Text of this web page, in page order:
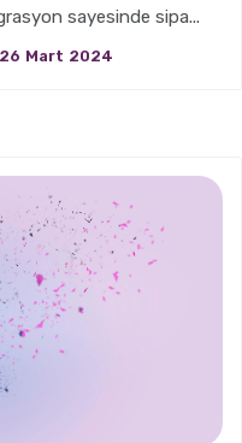
sayesinde sipa...
26 Mart 2024